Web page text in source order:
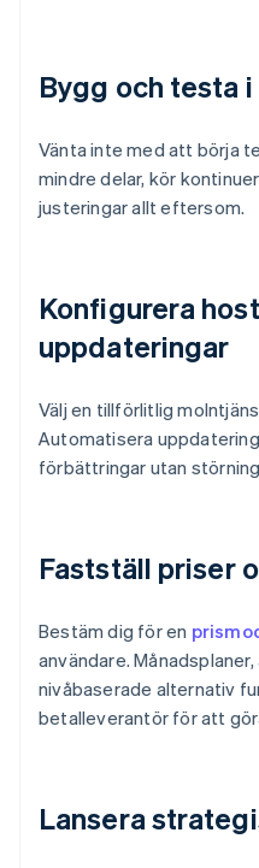
Bygg och testa
Vänta inte med att börja
mindre delar, kör
justeringar allt eftersom.
Konfigurera
uppdateringar
Välj en tillförlitlig
Automatisera
förbättringar utan
Fastställ priser
Bestäm dig för en
användare.
nivåbaserade alternativ
betalleverantör för att
Lansera